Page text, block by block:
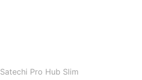
Satechi Pro Hub Slim